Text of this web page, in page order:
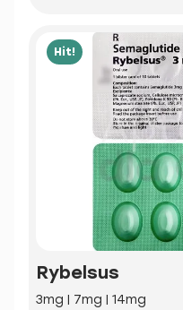
Hit!
Rybelsus
3mg | 7mg | 14mg